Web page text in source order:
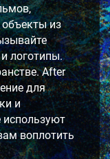
из
логотипы.
After
для
и
воплотить